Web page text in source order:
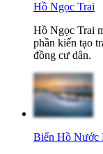
Hồ Ngọc Trai
Hồ Ngọc Trai
phần kiến tạo
đồng cư dân.
Biển Hồ Nước